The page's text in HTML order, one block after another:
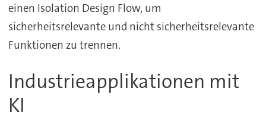
einen Isolation Design Flow, um
sicherheitsrelevante und nicht sicherheitsrelevante
Funktionen zu trennen.
Industrieapplikationen mit
KI